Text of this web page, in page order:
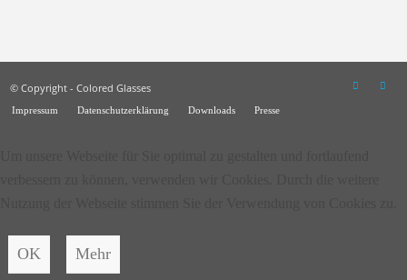
© Copyright - Colored Glasses
Impressum Datenschutzerklärung Downloads Presse
OK Mehr